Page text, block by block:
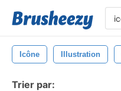
Icône Illustration
Trier par: